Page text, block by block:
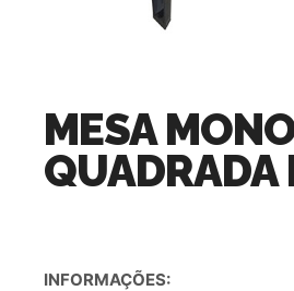
MESA
QUADRADA
INFORMAÇÕES: